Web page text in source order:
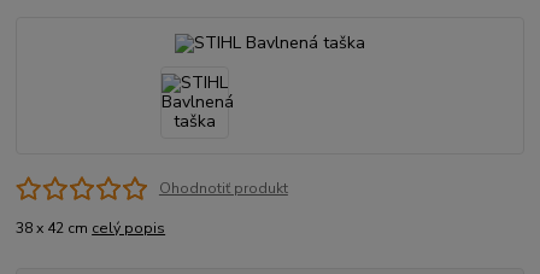
Ohodnotiť produkt
38 x 42 cm celý popis